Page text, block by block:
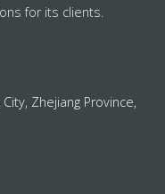
for its clients.
Zhejiang Province,